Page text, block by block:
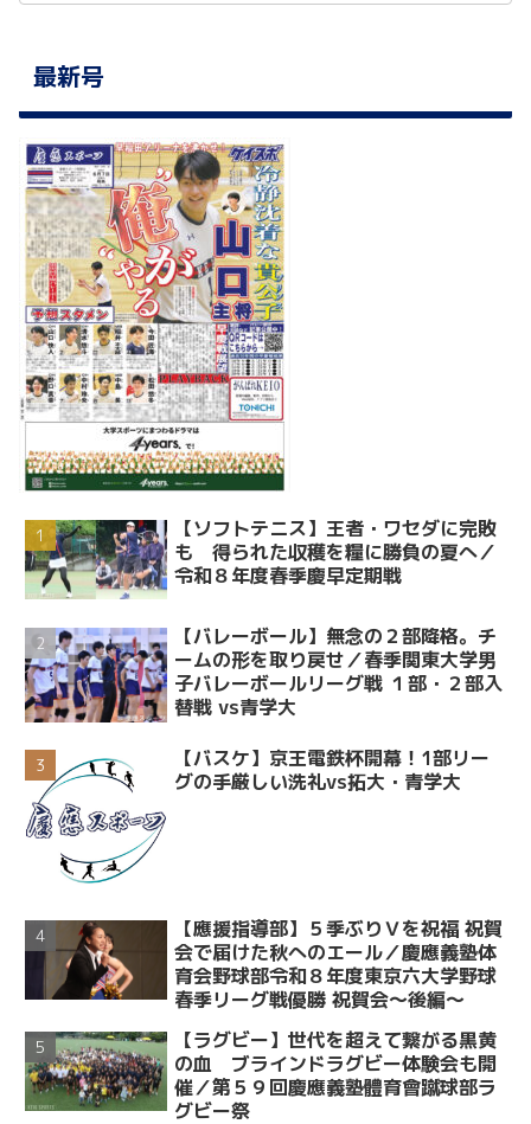
最新号
【ソフトテニス】王者・ワセダに完敗
も 得られた収穫を糧に勝負の夏へ／
令和８年度春季慶早定期戦
【バレーボール】無念の２部降格。チ
ームの形を取り戻せ／春季関東大学男
子バレーボールリーグ戦 １部・２部入
替戦 vs青学大
【バスケ】京王電鉄杯開幕！1部リー
グの手厳しい洗礼vs拓大・青学大
【應援指導部】５季ぶりＶを祝福 祝賀
会で届けた秋へのエール／慶應義塾体
育会野球部令和８年度東京六大学野球
春季リーグ戦優勝 祝賀会～後編～
【ラグビー】世代を超えて繋がる黒黄
の血 ブラインドラグビー体験会も開
催／第５９回慶應義塾體育會蹴球部ラ
グビー祭